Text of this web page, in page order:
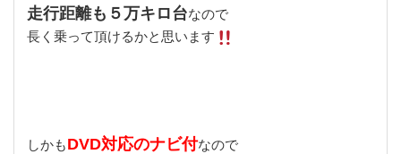
走行距離も５万キロ台なので
長く乗って頂けるかと思います
しかもDVD対応のナビ付なので